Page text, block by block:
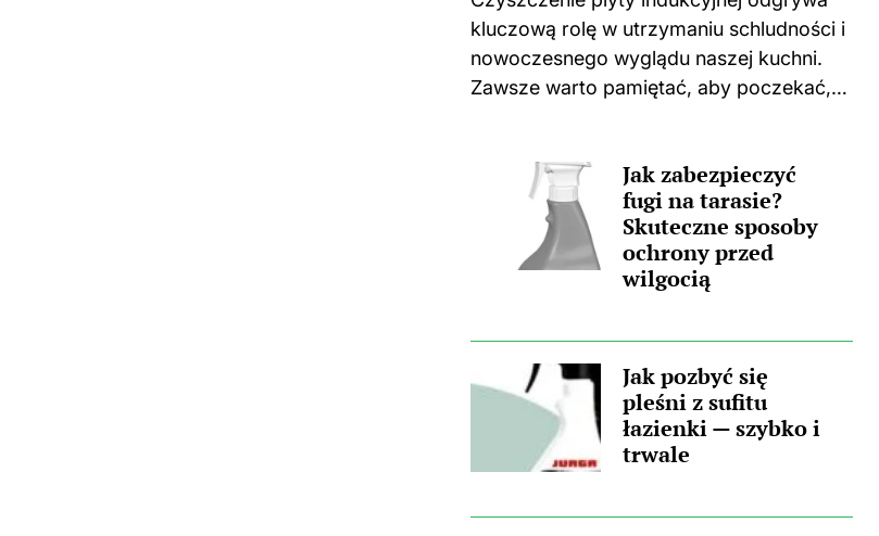
kluczową rolę w utrzymaniu schludności i
nowoczesnego wyglądu naszej kuchni.
Zawsze warto pamiętać, aby poczekać,
czyszczących na ciepłej powierzchni
może prowadzić do nieprzyjemnych
zapachów, a także trwałych...
Jak zabezpieczyć
fugi na tarasie?
Skuteczne sposoby
ochrony przed
wilgocią
Jak pozbyć się
pleśni z sufitu
łazienki — szybko i
trwale